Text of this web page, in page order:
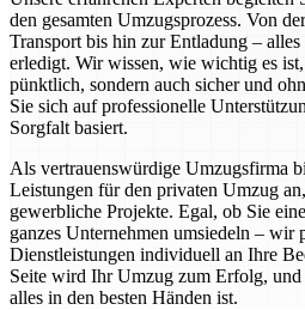
den gesamten Umzugsprozess. Von
Transport bis hin zur Entladung –
erledigt. Wir wissen, wie wichtig es
pünktlich, sondern auch sicher und
Sie sich auf professionelle
Sorgfalt basiert.
Als vertrauenswürdige Umzugsfirma
Leistungen für den privaten Umzug
gewerbliche Projekte. Egal, ob Sie
ganzes Unternehmen umsiedeln – wir
Dienstleistungen individuell an Ihre
Seite wird Ihr Umzug zum Erfolg, und
alles in den besten Händen ist.